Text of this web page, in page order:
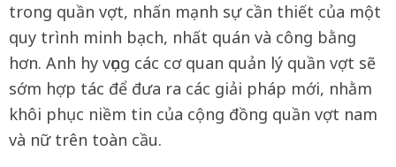
trong quần vợt, nhấn mạnh sự cần thiết của một
quy trình minh bạch, nhất quán và công bằng
hơn. Anh hy vọng các cơ quan quản lý quần vợt sẽ
sớm hợp tác để đưa ra các giải pháp mới, nhằm
khôi phục niềm tin của cộng đồng quần vợt nam
và nữ trên toàn cầu.